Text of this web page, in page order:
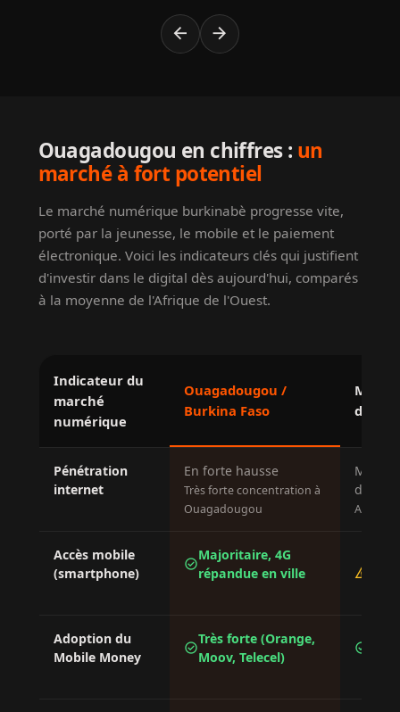
arrow_back arrow_forward
Ouagadougou en chiffres : un
marché à fort potentiel
Le marché numérique burkinabè progresse vite,
porté par la jeunesse, le mobile et le paiement
électronique. Voici les indicateurs clés qui justifient
d'investir dans le digital dès aujourd'hui, comparés
à la moyenne de l'Afrique de l'Ouest.
Indicateur du
marché
numérique
Ouagadougou /
Burkina Faso
de
Pénétration
internet
En forte hausse
Très forte concentration à
Ouagadougou
Accès
Accès mobile
(smartphone)
check_circle
Majoritaire, 4G
répandue en ville
warning
Adoption du
Mobile Money
check_circle
Très forte (Orange,
Moov, Telecel)
check_circle